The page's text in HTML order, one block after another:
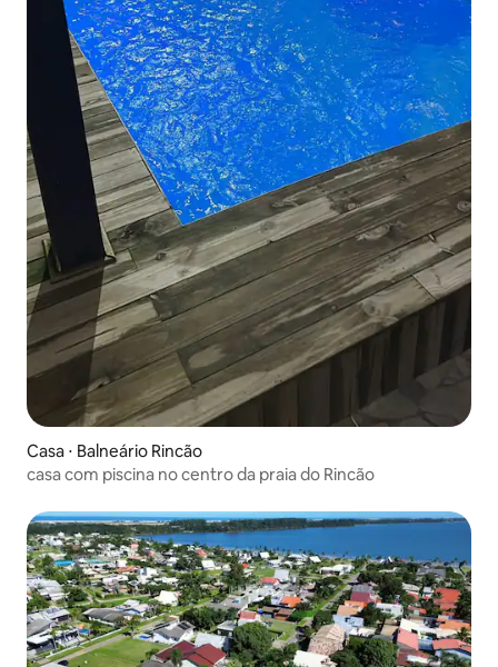
Casa ⋅ Balneário Rincão
casa com piscina no centro da praia do Rincão